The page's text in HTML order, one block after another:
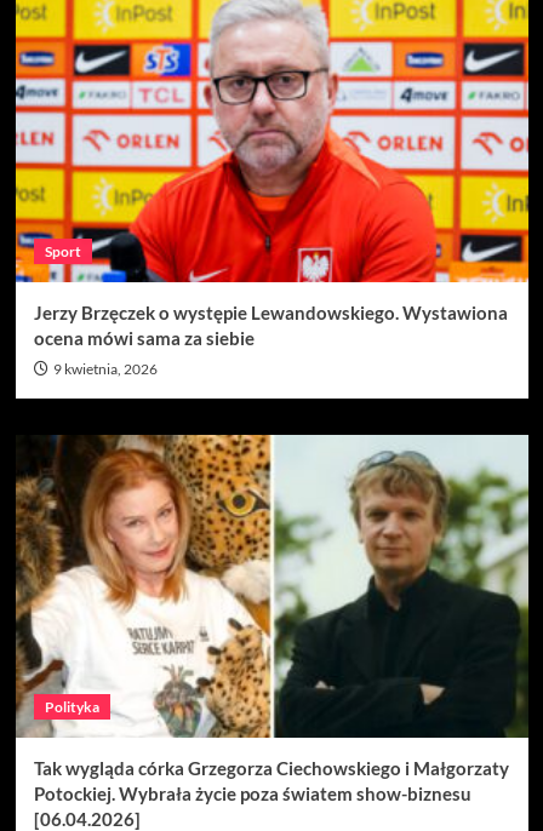
Sport
Jerzy Brzęczek o występie Lewandowskiego. Wystawiona
ocena mówi sama za siebie
9 kwietnia, 2026
Polityka
Tak wygląda córka Grzegorza Ciechowskiego i Małgorzaty
Potockiej. Wybrała życie poza światem show-biznesu
[06.04.2026]